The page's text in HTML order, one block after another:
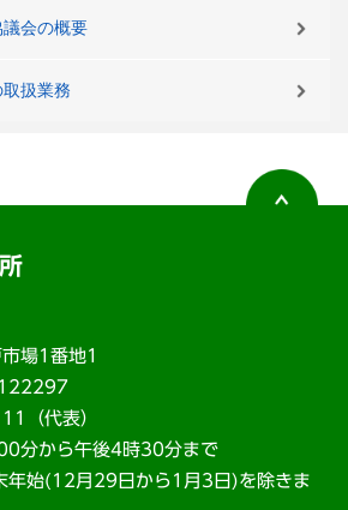
会の概要
扱業務
場1番地1
（代表）
分から午後4時30分まで
年始(12月29日から1月3日)を除きま